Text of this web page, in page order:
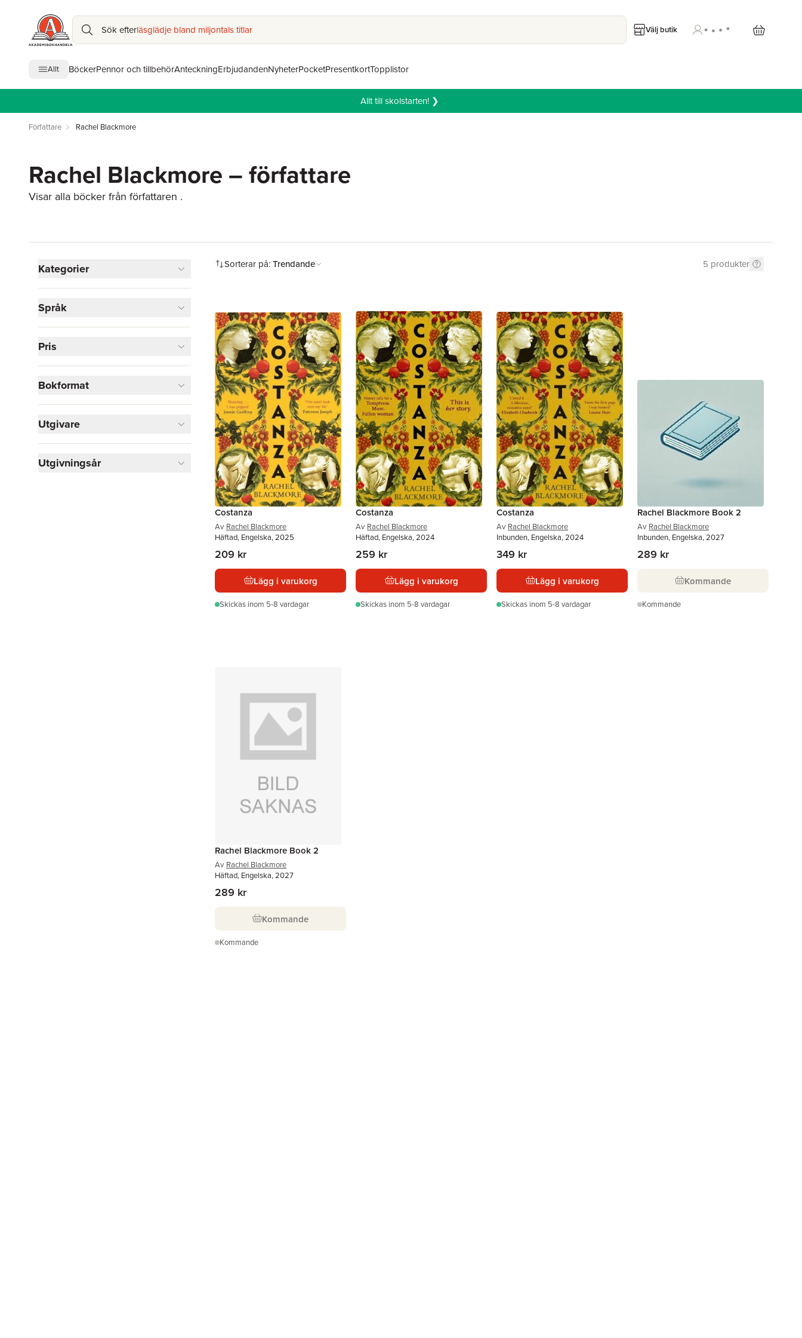
Sök efterläsglädje bland miljontals titlar Välj butik
Allt BöckerPennor och tillbehörAnteckningErbjudandenNyheterPocketPresentkortTopplistor
Allt till skolstarten! ❯
Författare Rachel Blackmore
Rachel Blackmore – författare
Visar alla böcker från författaren .
Kategorier
Skönlitteratur
5
Visa fler
Språk
Pris
Bokformat
Utgivare
Utgivningsår
Sorterar på:Trendande 5 produkter
Costanza
Av Rachel Blackmore
Häftad, Engelska, 2025
209 kr
Lägg i varukorg
Skickas inom 5-8 vardagar
Costanza
Av Rachel Blackmore
Häftad, Engelska, 2024
259 kr
Lägg i varukorg
Skickas inom 5-8 vardagar
Costanza
Av Rachel Blackmore
Inbunden, Engelska, 2024
349 kr
Lägg i varukorg
Skickas inom 5-8 vardagar
Rachel Blackmore Book 2
Av Rachel Blackmore
Inbunden, Engelska, 2027
289 kr
Kommande
Kommande
Rachel Blackmore Book 2
Av Rachel Blackmore
Häftad, Engelska, 2027
289 kr
Kommande
Kommande